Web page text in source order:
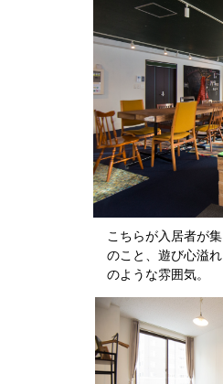
こちらが入居者が
のこと、遊び心溢
のような雰囲気。